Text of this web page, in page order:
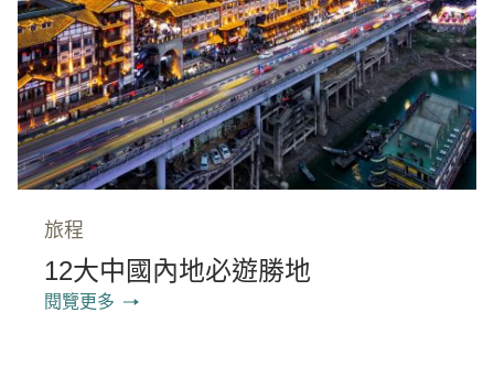
旅程
12大中國內地必遊勝地
閱覽更多